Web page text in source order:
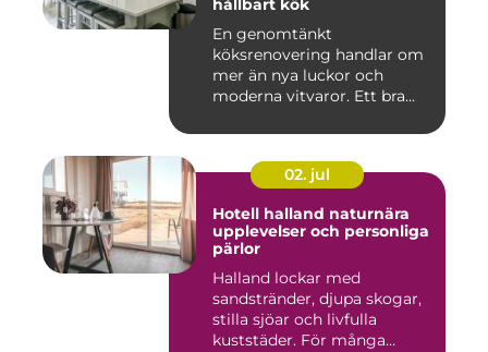
hållbart kök
En genomtänkt
köksrenovering handlar om
mer än nya luckor och
moderna vitvaror. Ett bra
02. jul
Hotell halland naturnära
upplevelser och personliga
pärlor
Halland lockar med
sandstränder, djupa skogar,
stilla sjöar och livfulla
kuststäder. För många